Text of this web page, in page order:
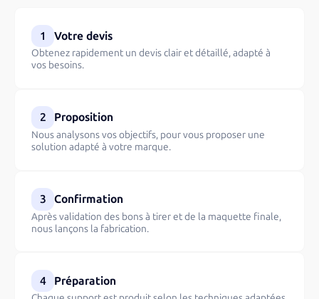
1 Votre devis
Obtenez rapidement un devis clair et détaillé, adapté à
vos besoins.
2 Proposition
Nous analysons vos objectifs, pour vous proposer une
solution adapté à votre marque.
3 Confirmation
Après validation des bons à tirer et de la maquette finale,
nous lançons la fabrication.
4 Préparation